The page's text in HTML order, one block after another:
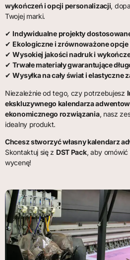
wykończeń i opcji personalizacji,
Twojej marki.
✔ Indywidualne projekty
✔ Ekologiczne i zrównoważone opcje
✔Wysokiej jakości nadruk i
✔Trwałe materiały gwarantujące
✔Wysyłka na cały świat i
Niezależnie od tego, czy potrzebujesz
ekskluzywnego kalendarza
ekonomicznego rozwiązania, nasz
idealny produkt.
Chcesz stworzyć własny kalendarz
Skontaktuj się z DST Pack, aby
wycenę!